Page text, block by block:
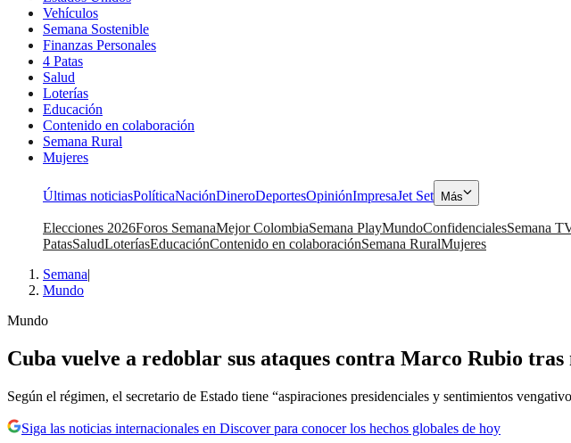
Vehículos
Semana Sostenible
Finanzas Personales
4 Patas
Salud
Loterías
Educación
Contenido en colaboración
Semana Rural
Mujeres
Últimas noticiasPolíticaNaciónDineroDeportesOpiniónImpresaJet Set Más
Elecciones 2026Foros SemanaMejor ColombiaSemana PlayMundoConfidencialesSemana
PatasSaludLoteríasEducaciónContenido en colaboraciónSemana RuralMujeres
Semana|
Mundo
Mundo
Cuba vuelve a redoblar sus ataques contra Marco Rubio tras
Según el régimen, el secretario de Estado tiene “aspiraciones presidenciales y sentimientos
Siga las noticias internacionales en Discover para conocer los hechos globales de hoy